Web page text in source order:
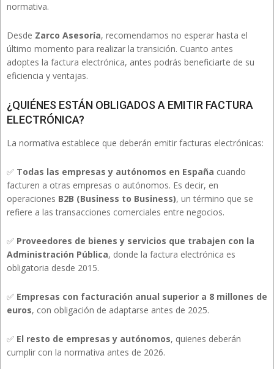
normativa.
Desde Zarco Asesoría, recomendamos no esperar hasta el
último momento para realizar la transición. Cuanto antes
adoptes la factura electrónica, antes podrás beneficiarte de su
eficiencia y ventajas.
¿QUIÉNES ESTÁN OBLIGADOS A EMITIR FACTURA
ELECTRÓNICA?
La normativa establece que deberán emitir facturas electrónicas:
✅ Todas las empresas y autónomos en España cuando
facturen a otras empresas o autónomos. Es decir, en
operaciones B2B (Business to Business), un término que se
refiere a las transacciones comerciales entre negocios.
✅ Proveedores de bienes y servicios que trabajen con la
Administración Pública, donde la factura electrónica es
obligatoria desde 2015.
✅ Empresas con facturación anual superior a 8 millones de
euros, con obligación de adaptarse antes de 2025.
✅ El resto de empresas y autónomos, quienes deberán
cumplir con la normativa antes de 2026.